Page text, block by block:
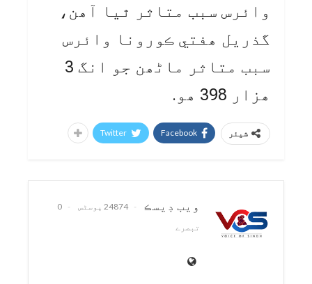
وائرس سبب متاثر ٿيا آھن،
گذريل ھفتي ڪورونا وائرس
سبب متاثر ماڻھن جو انگ 3
ھزار 398 ھو.
شیئر Facebook
Twitter
ويب ڊيسڪ 24874 پوسٹس
0
تبصرے